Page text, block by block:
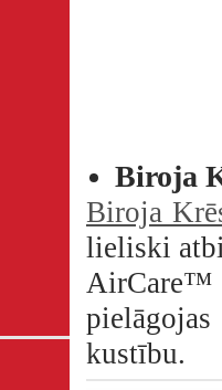
Biroja
Biroja
lieliski
AirCare™
kustību.